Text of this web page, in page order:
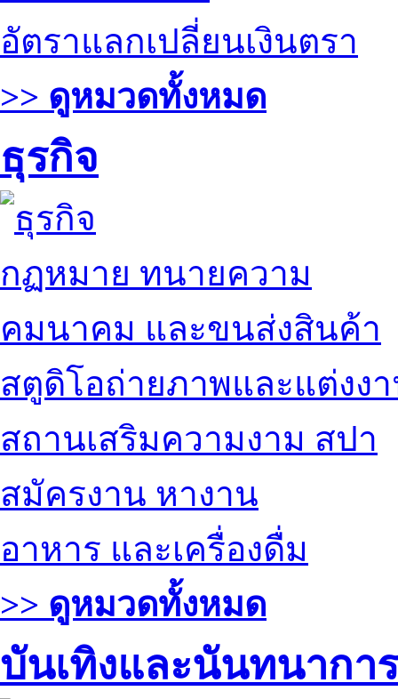
อัตราแลกเปลี่ยนเงินตรา
>> ดูหมวดทั้งหมด
ธุรกิจ
กฏหมาย ทนายความ
คมนาคม และขนส่งสินค้า
สตูดิโอถ่ายภาพและแต่งง
สถานเสริมความงาม สปา
สมัครงาน หางาน
อาหาร และเครื่องดื่ม
>> ดูหมวดทั้งหมด
บันเทิงและนันทนาการ